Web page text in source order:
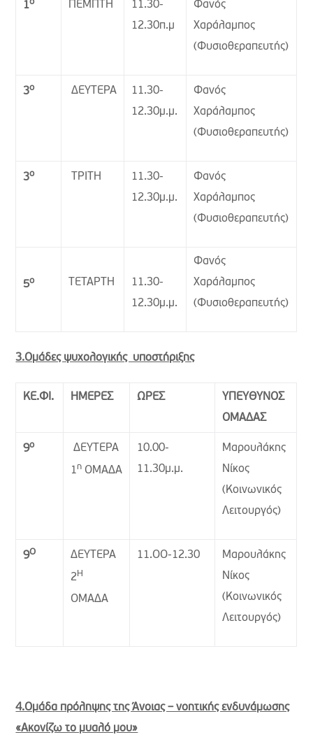
1 ΠΕΜΠΤΗ
11.30-
12.30π.μ
Φανός
Χαράλαμπος
(Φυσιοθεραπευτής)
3ο ΔΕΥΤΕΡΑ
11.30-
12.30μ.μ.
Φανός
Χαράλαμπος
(Φυσιοθεραπευτής)
3ο ΤΡΙΤΗ
11.30-
12.30μ.μ.
Φανός
Χαράλαμπος
(Φυσιοθεραπευτής)
5ο ΤΕΤΑΡΤΗ
11.30-
12.30μ.μ.
Φανός
Χαράλαμπος
(Φυσιοθεραπευτής)
3.Ομάδες ψυχολογικής υποστήριξης
ΚΕ.ΦΙ. ΗΜΕΡΕΣ ΩΡΕΣ
ΥΠΕΥΘΥΝΟΣ
ΟΜΑΔΑΣ
9ο ΔΕΥΤΕΡΑ
1η ΟΜΑΔΑ
10.00-
11.30μ.μ.
Μαρουλάκης
Νίκος
(Κοινωνικός
Λειτουργός)
9Ο ΔΕΥΤΕΡΑ
2 Η
ΟΜΑΔΑ
11.ΟΟ-12.30
Μαρουλάκης
Νίκος
(Κοινωνικός
Λειτουργός)
4.Ομάδα πρόληψης της Άνοιας – νοητικής ενδυνάμωσης
«Ακονίζω το μυαλό μου»